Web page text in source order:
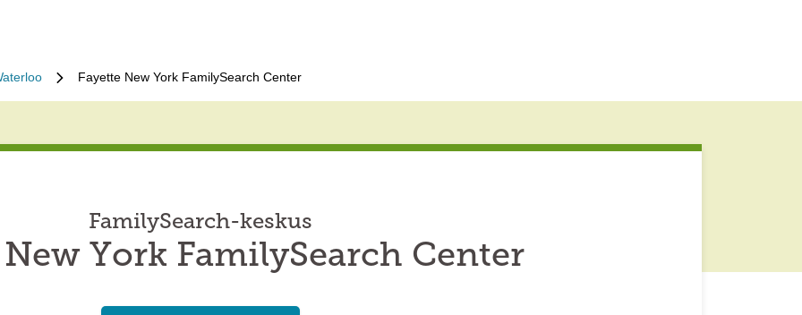
Fayette New York FamilySearch Center
FamilySearch-keskus
York FamilySearch Center